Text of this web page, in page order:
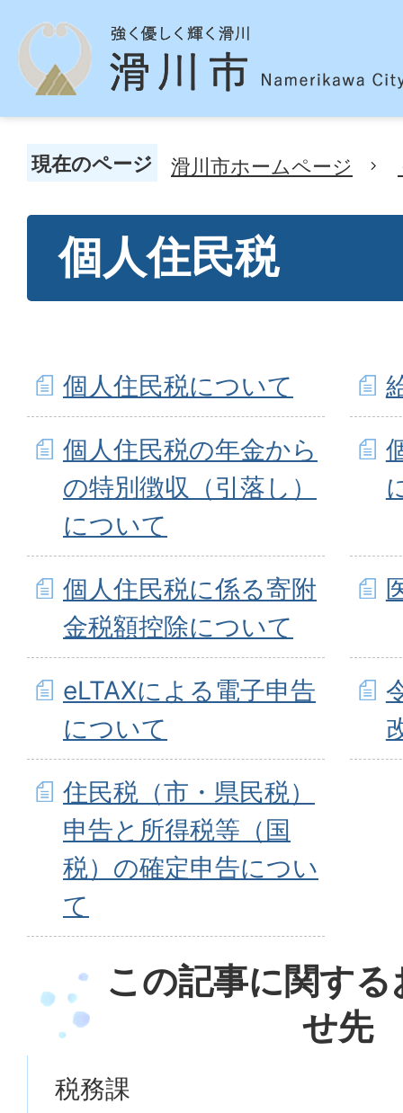
現在のページ 滑川市ホームページ
個人住民税
個人住民税について
個人住民税の年金から
の特別徴収（引落し）
について
個人住民税に係る寄附
金税額控除について
eLTAXによる電子申告
について
住民税（市・県民税）
申告と所得税等（国
税）の確定申告につい
て
この記事に関す
せ先
税務課